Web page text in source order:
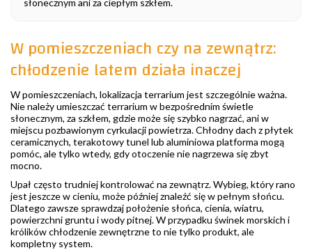
W pomieszczeniach czy na zewnątrz:
chłodzenie latem działa inaczej
W pomieszczeniach, lokalizacja terrarium jest szczególnie ważna.
Nie należy umieszczać terrarium w bezpośrednim świetle
słonecznym, za szkłem, gdzie może się szybko nagrzać, ani w
miejscu pozbawionym cyrkulacji powietrza. Chłodny dach z płytek
ceramicznych, terakotowy tunel lub aluminiowa platforma mogą
pomóc, ale tylko wtedy, gdy otoczenie nie nagrzewa się zbyt
mocno.
Upał często trudniej kontrolować na zewnątrz. Wybieg, który rano
jest jeszcze w cieniu, może później znaleźć się w pełnym słońcu.
Dlatego zawsze sprawdzaj położenie słońca, cienia, wiatru,
powierzchni gruntu i wody pitnej. W przypadku świnek morskich i
królików chłodzenie zewnętrzne to nie tylko produkt, ale
kompletny system.